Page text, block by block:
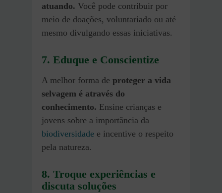
atuando. Você pode contribuir por
meio de doações, voluntariado ou até
mesmo divulgando essas iniciativas.
7. Eduque e Conscientize
A melhor forma de proteger a vida
selvagem é através do
conhecimento. Ensine crianças e
jovens sobre a importância da
biodiversidade e incentive o respeito
pela natureza.
8. Troque experiências e
discuta soluções